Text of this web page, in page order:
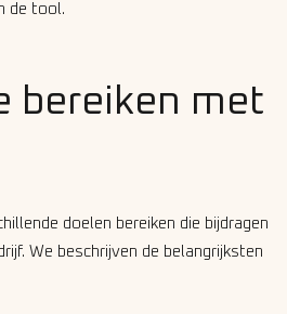
de tool.
bereiken met
doelen bereiken die bijdragen
We beschrijven de belangrijksten